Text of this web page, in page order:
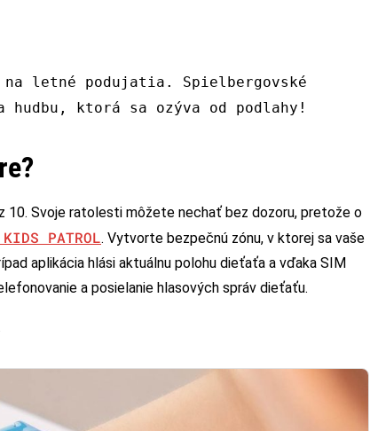
na letné podujatia. Spielbergovské
hudbu, ktorá sa ozýva od podlahy!
10. Svoje ratolesti môžete nechať bez dozoru, pretože o
PATROL. Vytvorte bezpečnú zónu, v ktorej sa vaše
aplikácia hlási aktuálnu polohu dieťaťa a vďaka SIM
a posielanie hlasových správ dieťaťu.